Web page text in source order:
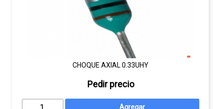
CHOQUE AXIAL 0.33UHY
Pedir precio